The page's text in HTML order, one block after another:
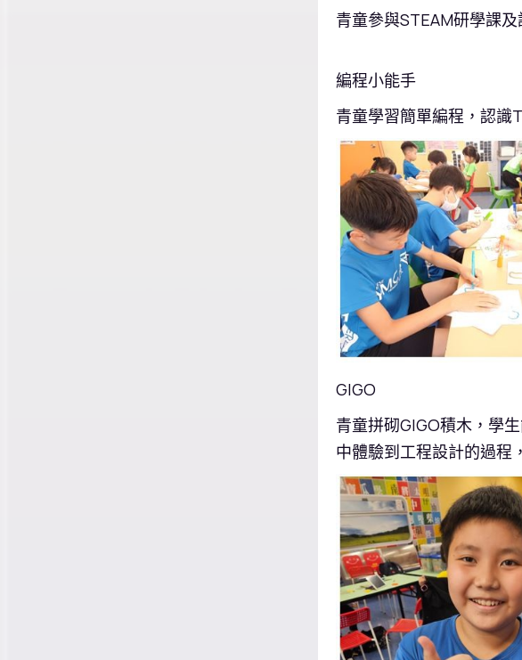
青童參與STEAM研學課
編程小能手
青童學習簡單編程，認識
GIGO
青童拼砌GIGO積木，學
中體驗到工程設計的過程